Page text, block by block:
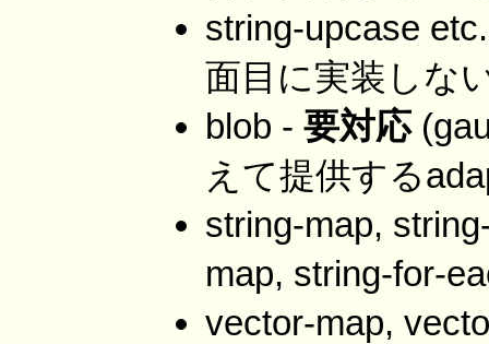
string-upcase
面目に実装しな
blob - 要対応
えて提供する
string-map,
map, string-for-
vector-map,